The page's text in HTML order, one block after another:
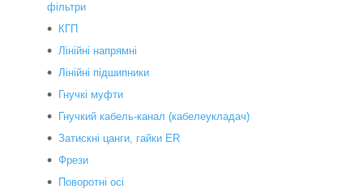
фільтри
КГП
Лінійні напрямні
Лінійні підшипники
Гнучкі муфти
Гнучкий кабель-канал (кабелеукладач)
Затискні цанги, гайки ER
Фрези
Поворотні осі